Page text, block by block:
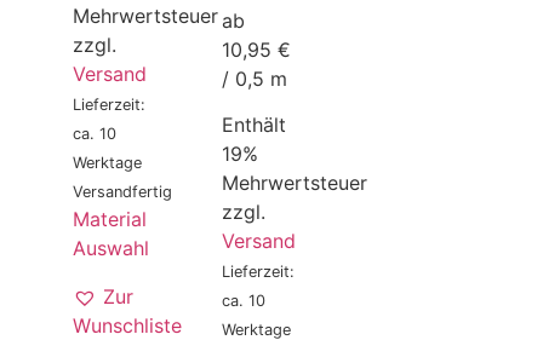
Mehrwertsteuer
zzgl.
Versand
Lieferzeit:
ca. 10
Werktage
Versandfertig
Material
Auswahl
Zur
Wunschliste
ab
10,95 €
/ 0,5 m
Enthält
19%
Mehrwertsteuer
zzgl.
Versand
Lieferzeit:
ca. 10
Werktage